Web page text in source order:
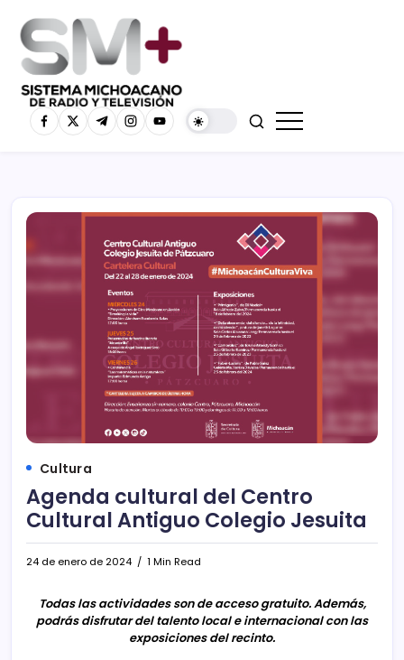
Cultura
Agenda cultural del Centro
Cultural Antiguo Colegio Jesuita
24 de enero de 2024 1 Min Read
Todas las actividades son de acceso gratuito. Además,
podrás disfrutar del talento local e internacional con las
exposiciones del recinto.